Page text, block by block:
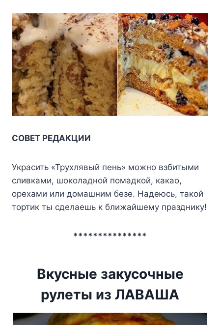
СОВЕТ РЕДАКЦИИ
Украсить «Трухлявый пень» можно взбитыми
сливками, шоколадной помадкой, какао,
орехами или домашним безе. Надеюсь, такой
тортик ты сделаешь к ближайшему празднику!
***************
Вкусные закусочные
рулеты из ЛАВАША